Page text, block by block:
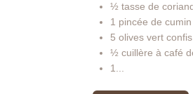
½ tasse de
1 pincée de cumin
5 olives vert
½ cuillère à café
1...